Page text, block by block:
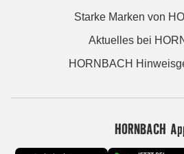
Starke Marken von
Aktuelles bei
HORNBACH
HORNBACH